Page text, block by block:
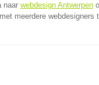
naar webdesign Antwerpen
meerdere webdesigners